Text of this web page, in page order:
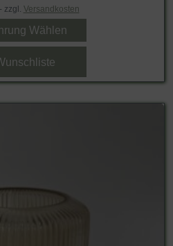
zzgl. Versandkosten
Wählen